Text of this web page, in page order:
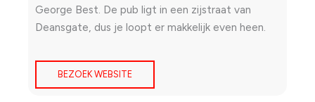
George Best. De pub ligt in een zijstraat van
Deansgate, dus je loopt er makkelijk even heen.
BEZOEK WEBSITE